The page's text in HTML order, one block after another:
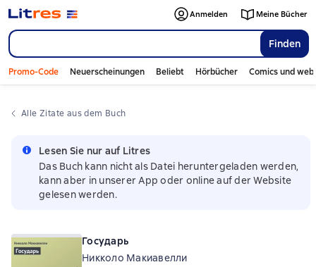
Finden
Anmelden Meine Bücher
Promo-Code Neuerscheinungen Beliebt Hörbücher Comics und
Alle Zitate aus dem Buch
Lesen Sie nur auf Litres
Das Buch kann nicht als Datei heruntergeladen werden,
kann aber in unserer App oder online auf der Website
gelesen werden.
Государь
Никколо Макиавелли